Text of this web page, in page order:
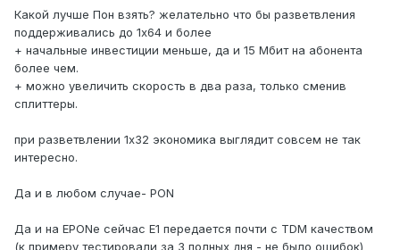
Какой лучше Пон взять? желательно что бы разветвления
поддерживались до 1x64 и более
+ начальные инвестиции меньше, да и 15 Мбит на абонента
более чем.
+ можно увеличить скорость в два раза, только сменив
сплиттеры.
при разветвлении 1х32 экономика выглядит совсем не так
интересно.
Да и в любом случае- PON
Да и на EPONe сейчас E1 передается почти с TDM качеством
(к примеру тестировали за 3 полных дня - не было ошибок)